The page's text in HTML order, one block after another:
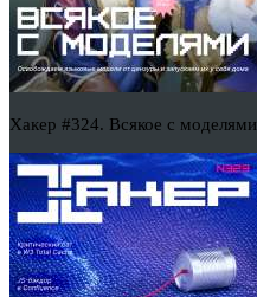
Хакер #324. Всякое с моделями